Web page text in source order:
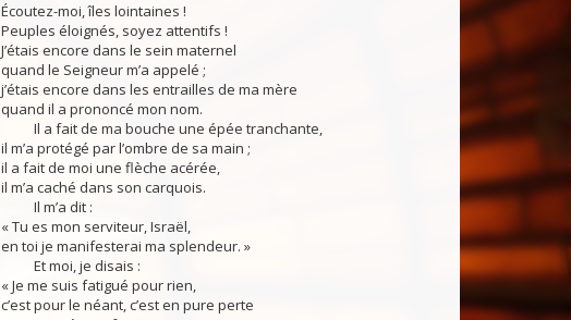
Écoutez-moi, îles lointaines !
Peuples éloignés, soyez attentifs !
J’étais encore dans le sein maternel
quand le Seigneur m’a appelé ;
j’étais encore dans les entrailles de ma mère
quand il a prononcé mon nom.
Il a fait de ma bouche une épée tranchante,
il m’a protégé par l’ombre de sa main ;
il a fait de moi une flèche acérée,
il m’a caché dans son carquois.
Il m’a dit :
« Tu es mon serviteur, Israël,
en toi je manifesterai ma splendeur. »
Et moi, je disais :
« Je me suis fatigué pour rien,
c’est pour le néant, c’est en pure perte